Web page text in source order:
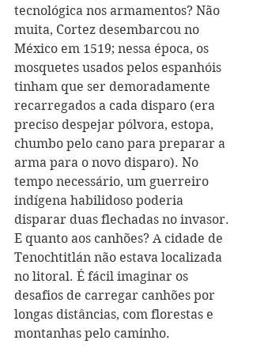
tecnológica nos armamentos? Não
muita, Cortez desembarcou no
México em 1519; nessa época, os
mosquetes usados pelos espanhóis
tinham que ser demoradamente
recarregados a cada disparo (era
preciso despejar pólvora, estopa,
chumbo pelo cano para preparar a
arma para o novo disparo). No
tempo necessário, um guerreiro
indígena habilidoso poderia
disparar duas flechadas no invasor.
E quanto aos canhões? A cidade de
Tenochtitlán não estava localizada
no litoral. É fácil imaginar os
desafios de carregar canhões por
longas distâncias, com florestas e
montanhas pelo caminho.